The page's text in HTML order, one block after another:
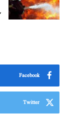
Facebook
Twitter